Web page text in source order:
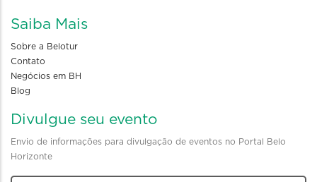
Saiba Mais
Sobre a Belotur
Contato
Negócios em BH
Blog
Divulgue seu evento
Envio de informações para divulgação de eventos no Portal Belo
Horizonte